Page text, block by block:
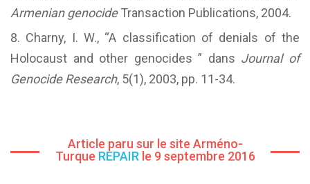
Armenian genocideTransaction Publications, 2004.
Charny, I. W., “A classification of denials of the
Holocaust and other genocides ” dans Journal of
Genocide Research, 5(1), 2003, pp. 11-34.
Article paru sur le site Arméno-
Turque REPAIR le 9 septembre 2016